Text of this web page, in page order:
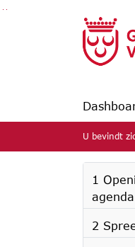
Ga naar de inhoud van
Ga naar het zoeken
Ga naar het menu
U bevindt
1
agenda
2